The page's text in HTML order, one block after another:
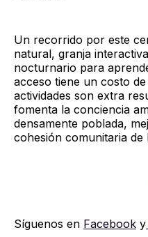
Un recorrido por este
natural, granja
nocturnario para
acceso tiene un costo
actividades son extra
fomenta la conciencia
densamente poblada,
cohesión comunitaria de
Síguenos en Facebook y